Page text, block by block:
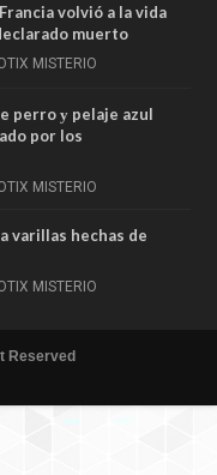
volvió a la vida
muerto
MISTERIO
perro у pelaje azul
por los
MISTERIO
varillas hechas de
MISTERIO
Reserved